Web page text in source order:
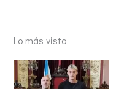
Lo más visto